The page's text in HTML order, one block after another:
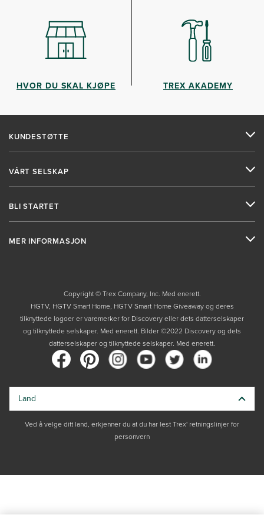
HVOR DU SKAL KJØPE TREX AKADEMY
KUNDESTØTTE
VÅRT SELSKAP
BLI STARTET
MER INFORMASJON
Copyright © Trex Company, Inc. Med enerett.
HGTV, HGTV Smart Home, HGTV Smart Home Giveaway og deres
tilknyttede logoer er varemerker for Discovery eller dets datterselskaper
og tilknyttede selskaper. Med enerett. Bilder ©2022 Discovery og dets
datterselskaper og tilknyttede selskaper. Med enerett.
Land
Ved å velge ditt land, erkjenner du at du har lest Trex' retningslinjer for
personvern